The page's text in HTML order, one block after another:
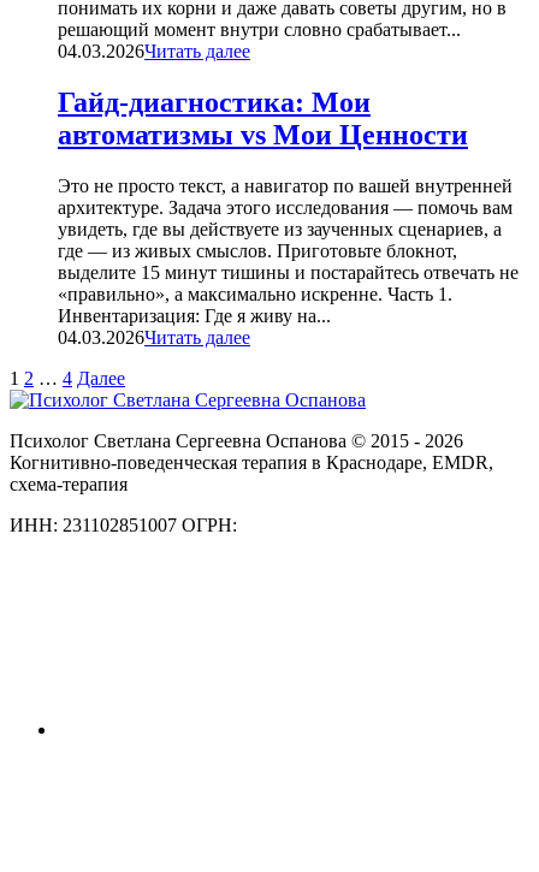
понимать их корни и даже давать советы другим, но в
решающий момент внутри словно срабатывает...
04.03.2026Читать далее
Гайд-диагностика: Мои
автоматизмы vs Мои Ценности
Это не просто текст, а навигатор по вашей внутренней
архитектуре. Задача этого исследования — помочь вам
увидеть, где вы действуете из заученных сценариев, а
где — из живых смыслов. Приготовьте блокнот,
выделите 15 минут тишины и постарайтесь отвечать не
«правильно», а максимально искренне. Часть 1.
Инвентаризация: Где я живу на...
04.03.2026Читать далее
1 2 … 4 Далее
Психолог Светлана Сергеевна Оспанова © 2015 - 2026
Когнитивно-поведенческая терапия в Краснодаре, EMDR,
схема-терапия
ИНН: 231102851007 ОГРН: